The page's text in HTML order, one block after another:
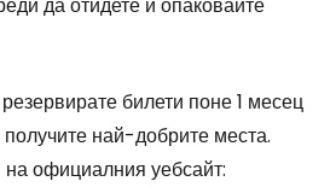
билети поне 1 месец
най-добрите места.
официалния уебсайт: